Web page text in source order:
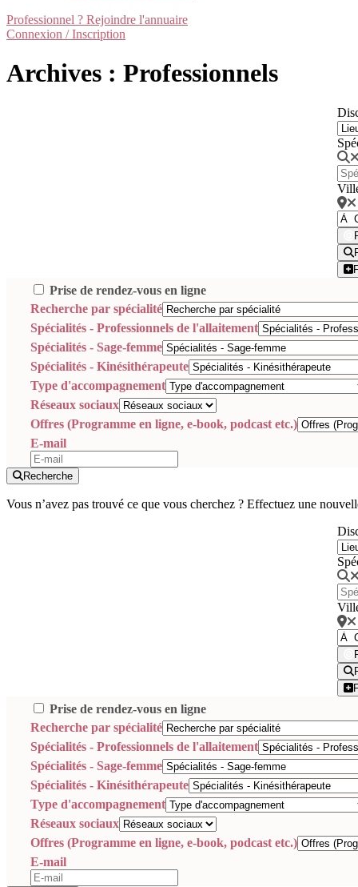
Professionnel ? Rejoindre l'annuaire
Connexion / Inscription
Archives : Professionnels
Prise de rendez-vous en ligne
Recherche par spécialité
Spécialités - Professionnels de l'allaitement
Spécialités - Sage-femme
Spécialités - Kinésithérapeute
Type d'accompagnement
Réseaux sociaux
Offres (Programme en ligne, e-book, podcast etc.)
E-mail
Recherche
Vous n’avez pas trouvé ce que vous cherchez ? Effectuez une
Prise de rendez-vous en ligne
Recherche par spécialité
Spécialités - Professionnels de l'allaitement
Spécialités - Sage-femme
Spécialités - Kinésithérapeute
Type d'accompagnement
Réseaux sociaux
Offres (Programme en ligne, e-book, podcast etc.)
E-mail